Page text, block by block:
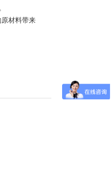
材料带来